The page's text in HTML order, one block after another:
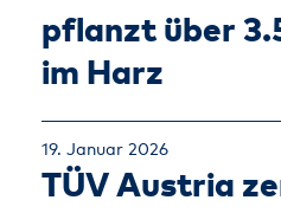
pflanzt über
im Harz
19. Januar 2026
TÜV Austria